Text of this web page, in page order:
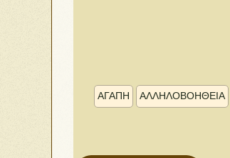
ΑΓΑΠΗ ΑΛΛΗΛΟΒΟΗΘΕΙΑ